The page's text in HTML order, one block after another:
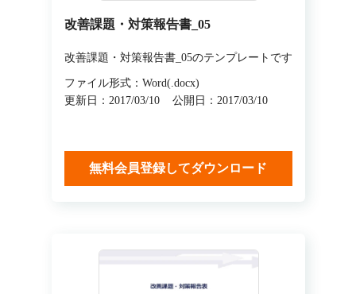
改善課題・対策報告書_05
改善課題・対策報告書_05のテンプレートです
ファイル形式：Word(.docx)
更新日：2017/03/10
公開日：2017/03/10
無料会員登録してダウンロード